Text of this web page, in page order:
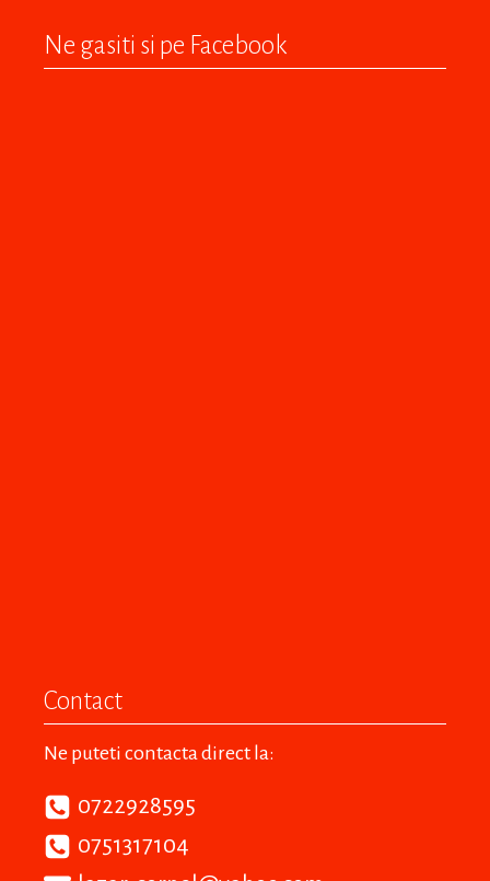
Ne gasiti si pe Facebook
Contact
Ne puteti contacta direct la:
0722928595
0751317104